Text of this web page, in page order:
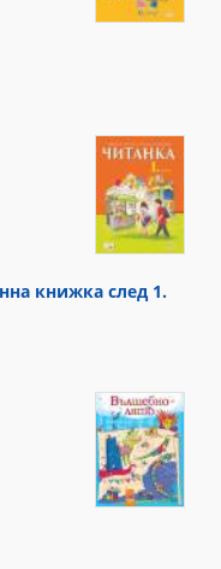
книжка след 1.